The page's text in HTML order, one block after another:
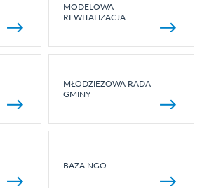
MODELOWA
REWITALIZACJA
MŁODZIEŻOWA RADA
GMINY
BAZA NGO